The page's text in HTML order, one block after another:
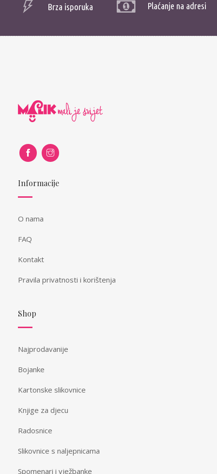
Brza isporuka Plaćanje na adresi
Informacije
O nama
FAQ
Kontakt
Pravila privatnosti i korištenja
Shop
Najprodavanije
Bojanke
Kartonske slikovnice
Knjige za djecu
Radosnice
Slikovnice s naljepnicama
Spomenari i vježbanke